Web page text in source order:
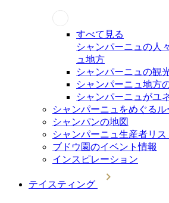
すべて見る
シャンパーニュの人
ュ地方
シャンパーニュの観
シャンパーニュ地方
シャンパーニュがユ
シャンパーニュをめぐるル
シャンパンの地図
シャンパーニュ生産者リス
ブドウ園のイベント情報
インスピレーション
テイスティング